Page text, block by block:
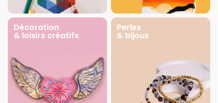
Décoration
& loisirs créatifs
Perles
& bijoux